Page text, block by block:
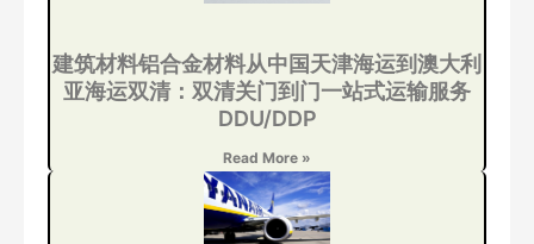
建筑材料铝合金材料从中国天津海运到澳大利
亚海运双清：双清关门到门一站式运输服务
DDU/DDP
Read More »